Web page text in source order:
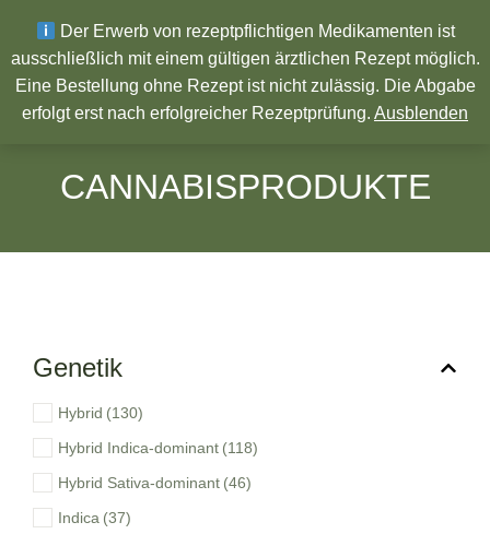
Wir wünschen ein Frohes neues Jahr!
CANNABISPRODUKTE
Genetik
Hybrid (130)
Hybrid Indica-dominant (118)
Hybrid Sativa-dominant (46)
Indica (37)
Der Erwerb von rezeptpflichtigen Medikamenten ist
ausschließlich mit einem gültigen ärztlichen Rezept möglich.
Eine Bestellung ohne Rezept ist nicht zulässig. Die Abgabe
erfolgt erst nach erfolgreicher Rezeptprüfung. Ausblenden